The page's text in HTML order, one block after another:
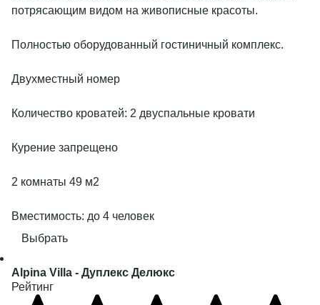
потрясающим видом на живописные красоты.
Полностью оборудованный гостиничный комплекс.
Двухместный номер
Количество кроватей: 2 двуспальные кровати
Курение запрещено
2 комнаты 49 м2
Вместимость: до 4 человек
Выбрать
Alpina Villa - Дуплекс Делюкс
Рейтинг